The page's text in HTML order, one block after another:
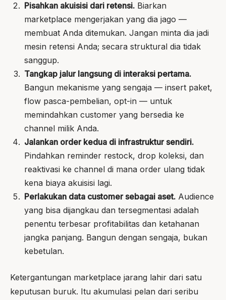
Pisahkan akuisisi dari retensi. Biarkan
marketplace mengerjakan yang dia jago —
membuat Anda ditemukan. Jangan minta dia jadi
mesin retensi Anda; secara struktural dia tidak
sanggup.
Tangkap jalur langsung di interaksi pertama.
Bangun mekanisme yang sengaja — insert paket,
flow pasca-pembelian, opt-in — untuk
memindahkan customer yang bersedia ke
channel milik Anda.
Jalankan order kedua di infrastruktur sendiri.
Pindahkan reminder restock, drop koleksi, dan
reaktivasi ke channel di mana order ulang tidak
kena biaya akuisisi lagi.
Perlakukan data customer sebagai aset. Audience
yang bisa dijangkau dan tersegmentasi adalah
penentu terbesar profitabilitas dan ketahanan
jangka panjang. Bangun dengan sengaja, bukan
kebetulan.
Ketergantungan marketplace jarang lahir dari satu
keputusan buruk. Itu akumulasi pelan dari seribu